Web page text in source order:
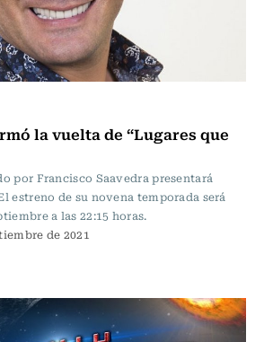
la vuelta de “Lugares que
por Francisco Saavedra presentará
estreno de su novena temporada será
a las 22:15 horas.
de 2021